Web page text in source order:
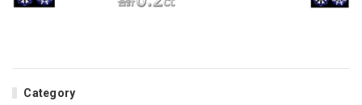
Category